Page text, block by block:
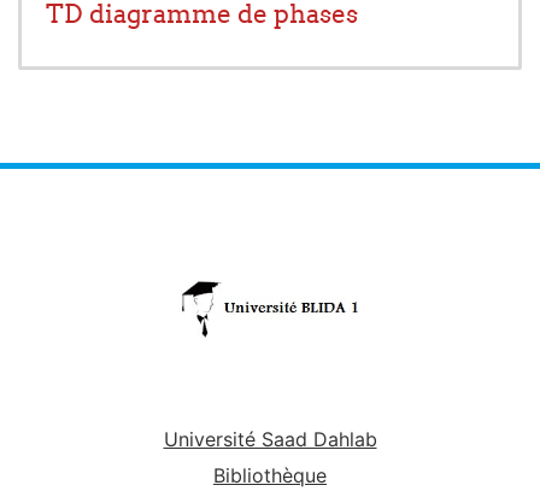
TD diagramme de phases
Université Saad Dahlab
Bibliothèque